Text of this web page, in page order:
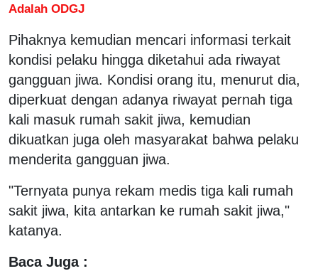
Adalah ODGJ
Pihaknya kemudian mencari informasi terkait
kondisi pelaku hingga diketahui ada riwayat
gangguan jiwa. Kondisi orang itu, menurut dia,
diperkuat dengan adanya riwayat pernah tiga
kali masuk rumah sakit jiwa, kemudian
dikuatkan juga oleh masyarakat bahwa pelaku
menderita gangguan jiwa.
"Ternyata punya rekam medis tiga kali rumah
sakit jiwa, kita antarkan ke rumah sakit jiwa,"
katanya.
Baca Juga :